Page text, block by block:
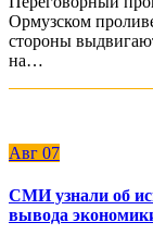
Ормузском
стороны
на…
Авг 07
СМИ узнали об
вывода